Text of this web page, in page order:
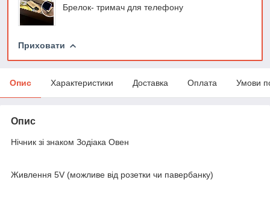
Брелок- тримач для телефону
Приховати
Опис Характеристики Доставка Оплата Умови
Опис
Нічник зі знаком Зодіака Овен
Живлення 5V (можливе від розетки чи павербанку)